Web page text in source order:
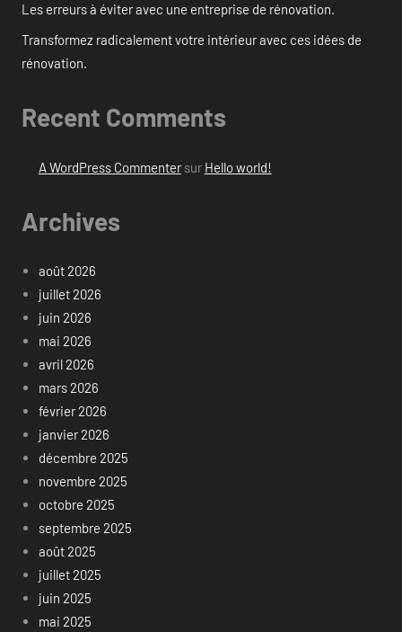
Les erreurs à éviter avec une entreprise de rénovation.
Transformez radicalement votre intérieur avec ces idées de
rénovation.
Recent Comments
A WordPress Commentersur Hello world!
Archives
août 2026
juillet 2026
juin 2026
mai 2026
avril 2026
mars 2026
février 2026
janvier 2026
décembre 2025
novembre 2025
octobre 2025
septembre 2025
août 2025
juillet 2025
juin 2025
mai 2025